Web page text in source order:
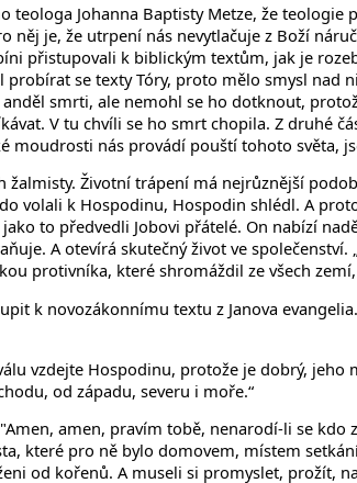
teologa Johanna Baptisty Metze, že
něj je, že utrpení nás nevytlačuje z Boží
přistupovali k biblickým textům, jak je
se texty Tóry, proto mělo smysl nad
smrti, ale nemohl se ho dotknout,
V tu chvíli se ho smrt chopila. Z druhé
moudrosti nás provádí pouští tohoto světa,
žalmisty. Životní trápení má nejrůznější
volali k Hospodinu, Hospodin shlédl. A
to předvedli Jobovi přátelé. On nabízí
A otevírá skutečný život ve
protivníka, které shromáždil ze všech
k novozákonnímu textu z Janova
vzdejte Hospodinu, protože je dobrý,
od západu, severu i moře.“
amen, pravím tobě, nenarodí-li se
které pro ně bylo domovem, místem
od kořenů. A museli si promyslet, prožít,